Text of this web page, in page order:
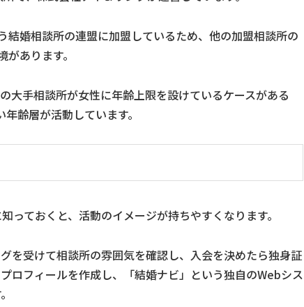
結婚相談所の連盟に加盟しているため、他の加盟相談所の
あります。
大手相談所が女性に年齢上限を設けているケースがある
齢層が活動しています。
ておくと、活動のイメージが持ちやすくなります。
を受けて相談所の雰囲気を確認し、入会を決めたら独身証
ロフィールを作成し、「結婚ナビ」という独自のWebシス